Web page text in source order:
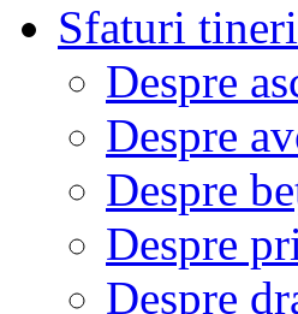
Sfaturi
Despre
Despre
Despre
Despre
Despre